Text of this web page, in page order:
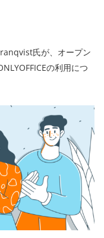
氏が、オープン
の利用につ